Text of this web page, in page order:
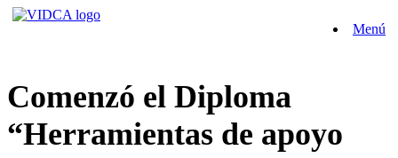
Saltar
Menú
Comenzó el Diploma
“Herramientas de apoyo